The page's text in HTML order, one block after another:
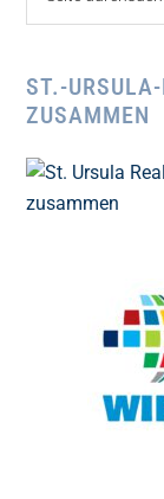
ST.-
ZUSAMMEN